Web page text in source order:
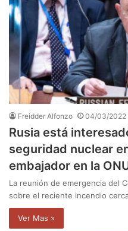
Freidder Alfonzo 04/03/2022
Rusia está
seguridad nuclear
embajador en la
La reunión de emergencia del
sobre el reciente incendio
Ver Mas »